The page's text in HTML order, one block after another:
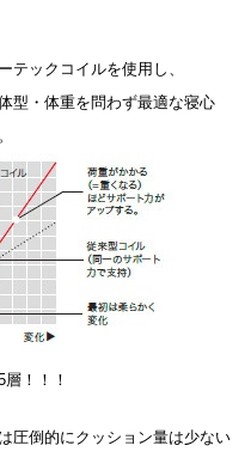
テックコイルを使用し、
型・体重を問わず最適な寝心
！！！
圧倒的にクッション量は少ない